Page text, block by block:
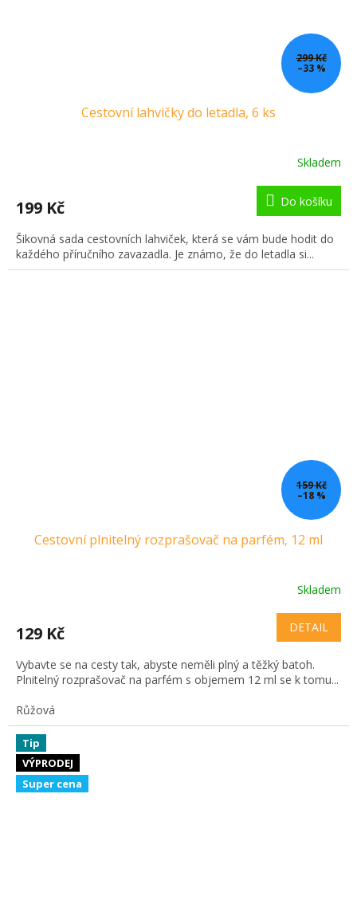
299 Kč
–33 %
Cestovní lahvičky do letadla, 6 ks
Skladem
199 Kč Do košíku
Šikovná sada cestovních lahviček, která se vám bude hodit do
každého příručního zavazadla. Je známo, že do letadla si...
159 Kč
–18 %
Cestovní plnitelný rozprašovač na parfém, 12 ml
Skladem
129 Kč DETAIL
Vybavte se na cesty tak, abyste neměli plný a těžký batoh.
Plnitelný rozprašovač na parfém s objemem 12 ml se k tomu...
Růžová
Tip
VÝPRODEJ
Super cena